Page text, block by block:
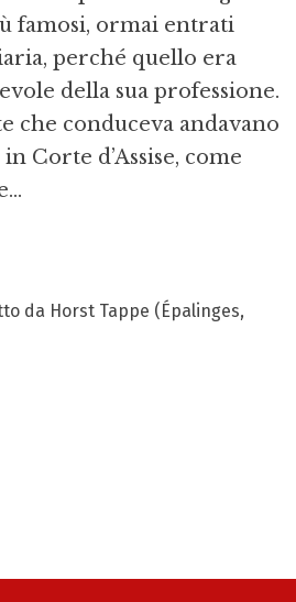
da Horst Tappe (Épalinges,
famosi, ormai entrati
perché quello era
della sua professione.
che conduceva andavano
Corte d’Assise, come